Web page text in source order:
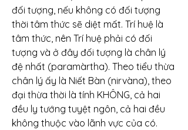
đối tượng, nếu không có đối tượng
thời tâm thức sẽ diệt mất. Trí huệ là
tâm thức, nên Trí huệ phải có đối
tượng và ở đây đối tượng là chân lý
đệ nhất (paramàrtha). Theo tiểu thừa
chân lý ấy là Niết Bàn (nirvàna), theo
đại thừa thời là tính KHÔNG, cả hai
đều ly tướng tuyệt ngôn, cả hai đều
không thuộc vào lãnh vực của có.